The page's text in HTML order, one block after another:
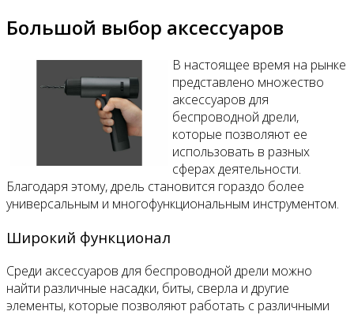
Большой выбор аксессуаров
В настоящее время на рынке
представлено множество
аксессуаров для
беспроводной дрели,
которые позволяют ее
использовать в разных
сферах деятельности.
Благодаря этому, дрель становится гораздо более
универсальным и многофункциональным инструментом.
Широкий функционал
Среди аксессуаров для беспроводной дрели можно
найти различные насадки, биты, сверла и другие
элементы, которые позволяют работать с различными